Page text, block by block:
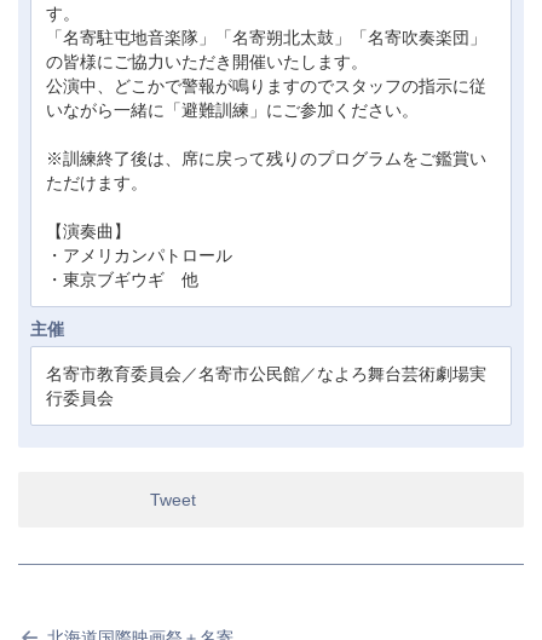
す。
「名寄駐屯地音楽隊」「名寄朔北太鼓」「名寄吹奏楽団」
の皆様にご協力いただき開催いたします。
公演中、どこかで警報が鳴りますのでスタッフの指示に従
いながら一緒に「避難訓練」にご参加ください。
※訓練終了後は、席に戻って残りのプログラムをご鑑賞い
ただけます。
【演奏曲】
・アメリカンパトロール
・東京ブギウギ 他
主催
名寄市教育委員会／名寄市公民館／なよろ舞台芸術劇場実
行委員会
Tweet